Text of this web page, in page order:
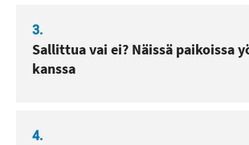
3.
Sallittua vai ei? Näissä paikoissa
kanssa
4.